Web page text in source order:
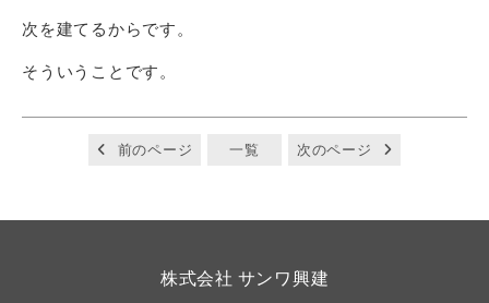
次を建てるからです。
そういうことです。
前のページ 一覧 次のページ
株式会社 サンワ興建